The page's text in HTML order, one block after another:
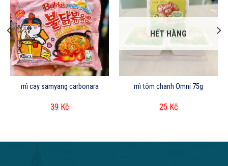
mì cay samyang carbonara
39 Kč
HẾT HÀNG
mì tôm chanh Omni 75g
25 Kč